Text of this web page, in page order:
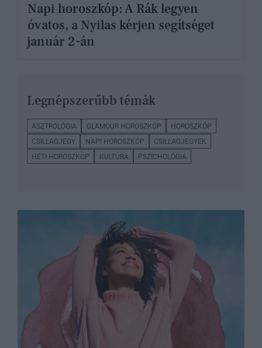
Napi horoszkóp: A Rák legyen
óvatos, a Nyilas kérjen segítséget
január 2-án
Legnépszerűbb témák
ASZTROLÓGIA GLAMOUR HOROSZKÓP
HOROSZKÓP
CSILLAGJEGY
NAPI HOROSZKÓP
CSILLAGJEGYEK
HETI HOROSZKÓP
KULTÚRA PSZICHOLÓGIA